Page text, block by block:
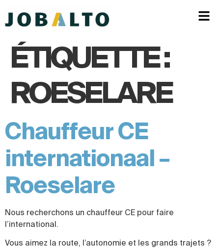
ÉTIQUETTE :
ROESELARE
Chauffeur CE
internationaal –
Roeselare
Nous recherchons un chauffeur CE pour faire
l’international.
Vous aimez la route, l’autonomie et les grands trajets ?